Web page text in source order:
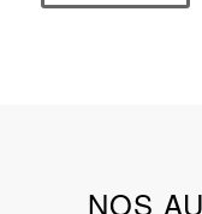
NOS